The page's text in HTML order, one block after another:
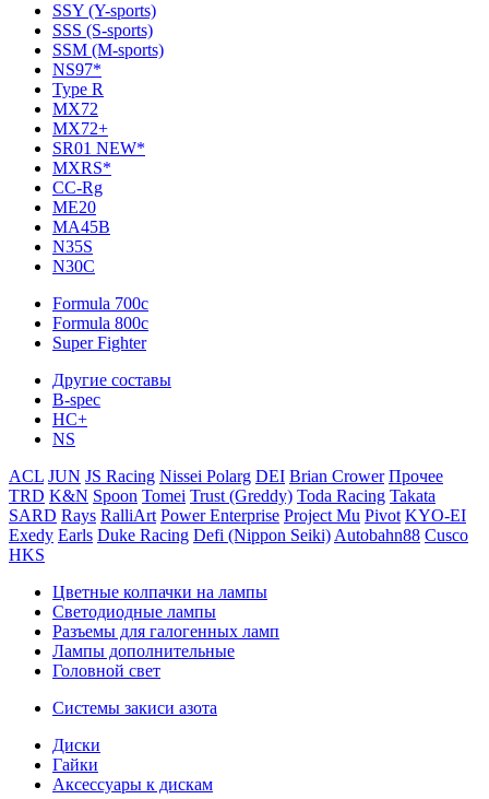
SSY (Y-sports)
SSS (S-sports)
SSM (M-sports)
NS97*
Type R
MX72
MX72+
SR01 NEW*
MXRS*
CC-Rg
ME20
MA45B
N35S
N30C
Formula 700c
Formula 800c
Super Fighter
Другие составы
B-spec
HC+
NS
ACL JUN JS Racing Nissei Polarg DEI Brian Crower Прочее
TRD K&N Spoon Tomei Trust (Greddy) Toda Racing Takata
SARD Rays RalliArt Power Enterprise Project Mu Pivot KYO-EI
Exedy Earls Duke Racing Defi (Nippon Seiki) Autobahn88 Cusco
HKS
Цветные колпачки на лампы
Светодиодные лампы
Разъемы для галогенных ламп
Лампы дополнительные
Головной свет
Системы закиси азота
Диски
Гайки
Аксессуары к дискам